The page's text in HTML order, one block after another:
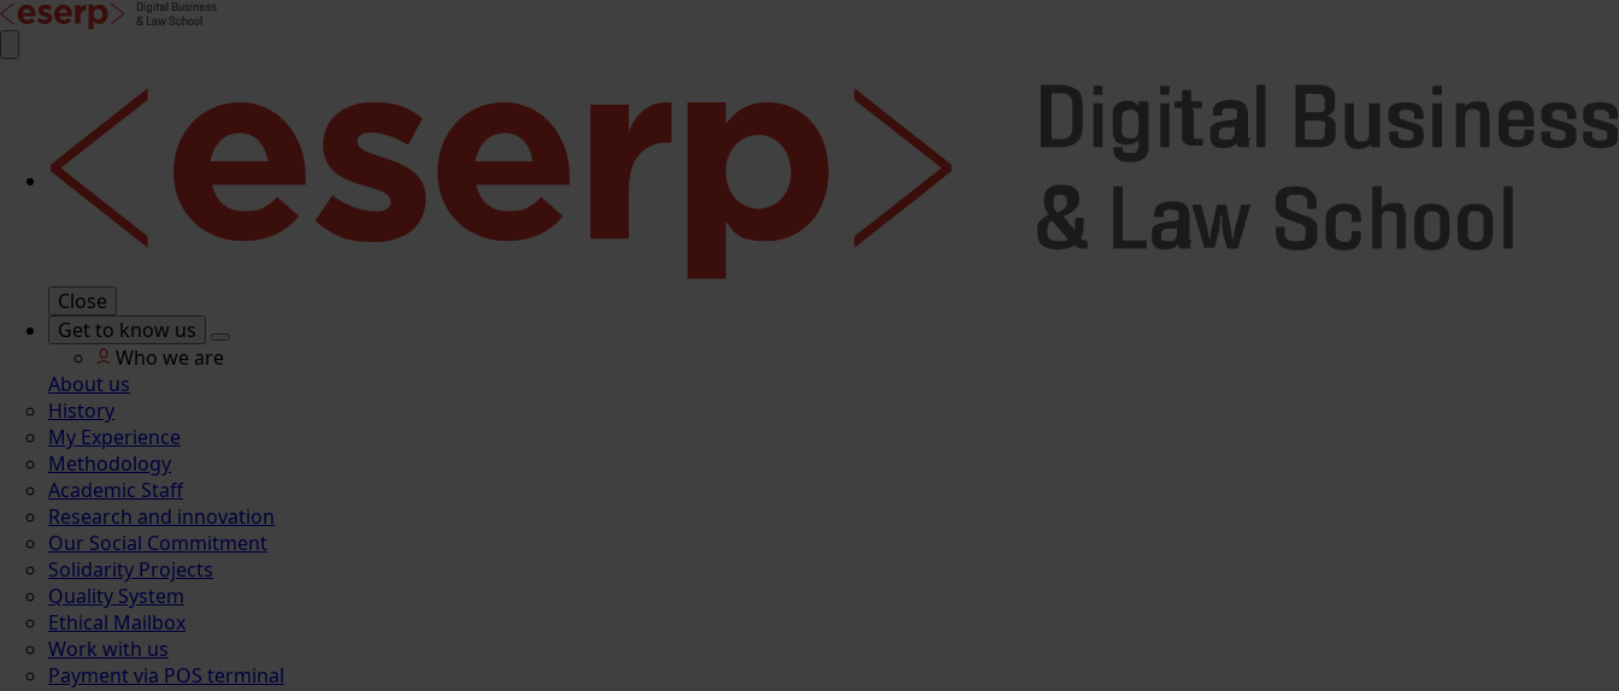
Close
Get to know us
Who we are
About us
History
My Experience
Methodology
Academic Staff
Research and innovation
Our Social Commitment
Solidarity Projects
Quality System
Ethical Mailbox
Work with us
Payment via POS terminal